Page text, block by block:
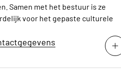
Samen met het bestuur is ze
voor het gepaste culturele